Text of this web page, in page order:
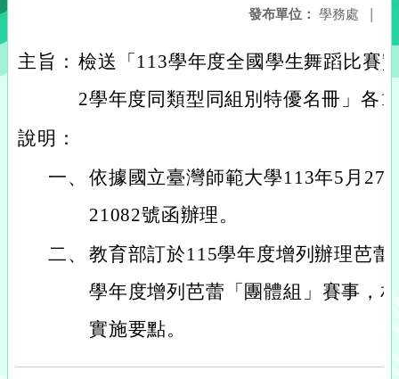
發布單位： 學務處 |
主旨： 檢送「113學年度全國學生舞蹈比賽
2學年度同類型同組別特優名冊」各1
說明：
一、 依據國立臺灣師範大學113年5月27
21082號函辦理。
二、 教育部訂於115學年度增列辦理芭
學年度增列芭蕾「團體組」賽事，
實施要點。